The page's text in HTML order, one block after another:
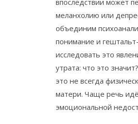
меланхолию или
объединим
понимание и
исследовать это
утрата: что это
это не всегда
матери. Чаще речь
эмоциональной